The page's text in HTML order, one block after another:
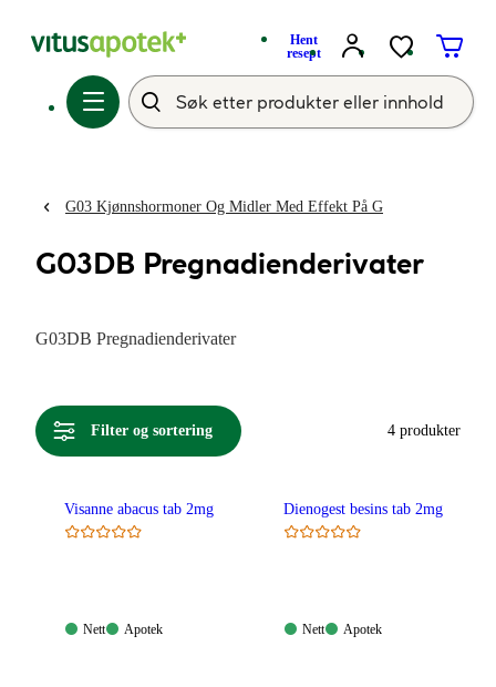
Hent
resept
G03 Kjønnshormoner Og Midler Med Effekt På G
G03DB Pregnadienderivater
G03DB Pregnadienderivater
Filter og sortering 4 produkter
Visanne abacus tab 2mg
Nett:
Nett
Apotek:
Apotek
Dienogest besins tab 2mg
Nett:
Nett
Apotek:
Apotek